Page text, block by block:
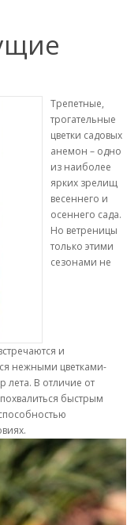
Трепетные,
трогательные
цветки садовых
анемон – одно
из наиболее
ярких зрелищ
весеннего и
осеннего сада.
Но ветреницы
только этими
сезонами не
и
нежными цветками-
лета. В отличие от
быстрым